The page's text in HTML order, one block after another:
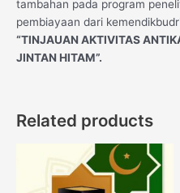
tambahan pada program
pembiayaan dari
“TINJAUAN AKTIVITAS
JINTAN HITAM”.
Related products